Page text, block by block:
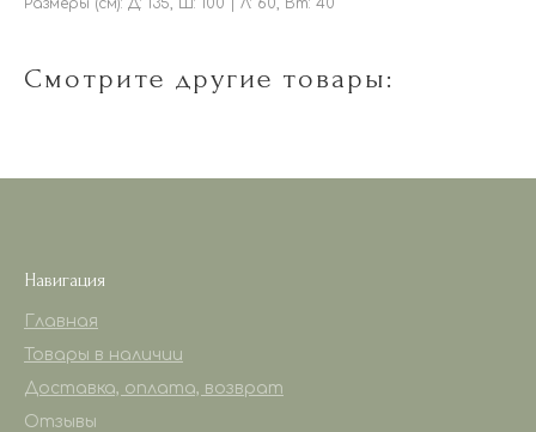
Смотрите другие товары:
Навигация
Главная
Товары в наличии
Доставка, оплата, возврат
Отзывы